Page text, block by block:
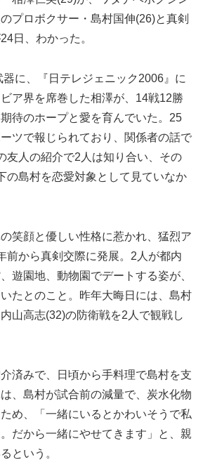
プロボクサー・島村国伸(26)と真剣
日、わかった。
に、『日テレジェニック2006』に
ア界を席巻した相澤が 、14戦12勝
待のホープと愛を育んでいた。25
ツで報じられており、関係者の話で
友人の紹介で2人は知り合い、その
の島村を恋愛対象として見ていなか
笑顔と優しい性格に惹かれ、猛烈ア
前から真剣交際に発展。2人が都内
遊園地、動物園でデートする姿が、
たとのこと。昨年大晦日には、島村
山高志(32)の防衛戦を2人で観戦し
済みで、日頃から手料理で島村を支
、島村が試合前の減量で、炭水化物
め、「一緒にいるとかわいそうで私
だから一緒にやせてきます」と、親
という。